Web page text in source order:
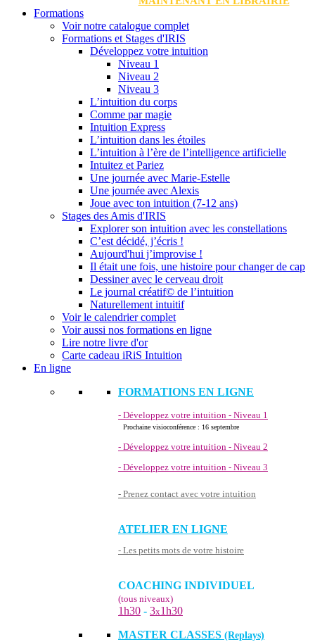
Formations
Voir notre catalogue complet
Formations et Stages d'IRIS
Développez votre intuition
Niveau 1
Niveau 2
Niveau 3
L’intuition du corps
Comme par magie
Intuition Express
L’intuition dans les étoiles
L’intuition à l’ère de l’intelligence artificielle
Intuitez et Pariez
Une journée avec Marie-Estelle
Une journée avec Alexis
Joue avec ton intuition (7-12 ans)
Stages des Amis d'IRIS
Explorer son intuition avec les constellations
C’est décidé, j’écris !
Aujourd'hui j’improvise !
Il était une fois, une histoire pour changer de cap
Dessiner avec le cerveau droit
Le journal créatif© de l’intuition
Naturellement intuitif
Voir le calendrier complet
Voir aussi nos formations en ligne
Lire notre livre d'or
Carte cadeau iRiS Intuition
En ligne
FORMATIONS EN LIGNE
- Développez votre intuition - Niveau 1
Prochaine visioconférence : 16 septembre
- Développez votre intuition - Niveau 2
- Développez votre intuition - Niveau 3
- Prenez contact avec votre intuition
ATELIER EN LIGNE
- Les petits mots de votre histoire
COACHING INDIVIDUEL
(tous niveaux)
1h30 - 3x1h30
MASTER CLASSES (Replays)